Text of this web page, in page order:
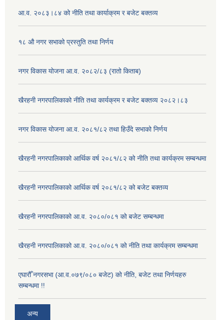
आ.व. २०८३।८४ को नीति तथा कार्याक्रम र बजेट बक्तव्य
१८ औ नगर सभाको प्रस्तुति तथा निर्णय
नगर विकास योजना आ.व. २०८२/८३ (रातो किताब)
खैरहनी नगरपालिकाको नीति तथा कार्यक्रम र बजेट बक्तव्य २०८२।८३
नगर विकास योजना आ.व. २०८१/८२ तथा हिउँदे सभाको निर्णय
खैरहनी नगरपालिकाको आर्थिक वर्ष २०८१/८२ को नीति तथा कार्यक्रम सम्बन्धमा
खैरहनी नगरपालिकाको आर्थिक वर्ष २०८१/८२ को बजेट बक्तव्य
खैरहनी नगरपालिकाको आ.व. २०८०/०८१ को बजेट सम्बन्धमा
खैरहनी नगरपालिकाको आ.व. २०८०/०८१ को नीति तथा कार्यक्रम सम्बन्धमा
एघारौँ नगरसभा (आ.व.०७९/०८० बजेट) को नीति, बजेट तथा निर्णयहरु
सम्बन्धमा !!
अन्य